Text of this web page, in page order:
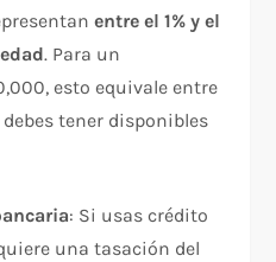
entre el 1% y el
. Para un
esto equivale entre
tener disponibles
: Si usas crédito
una tasación del